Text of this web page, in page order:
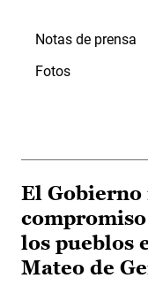
Notas de prensa
Fotos
El
los pueblos
Mateo de